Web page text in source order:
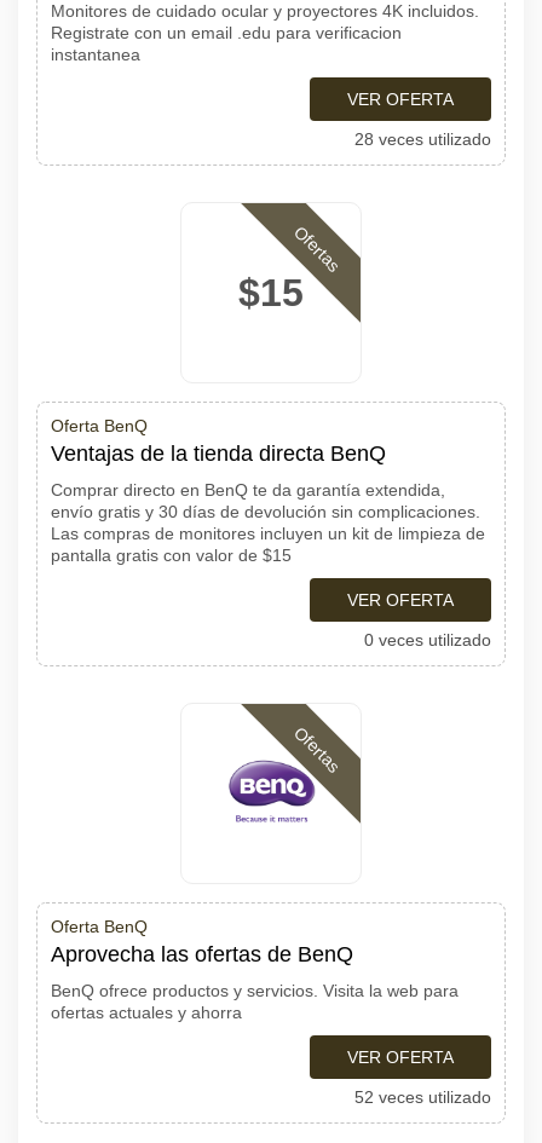
Monitores de cuidado ocular y proyectores 4K incluidos.
Registrate con un email .edu para verificacion
instantanea
VER OFERTA
28 veces utilizado
$15
Ofertas
Oferta BenQ
Ventajas de la tienda directa BenQ
Comprar directo en BenQ te da garantía extendida,
envío gratis y 30 días de devolución sin complicaciones.
Las compras de monitores incluyen un kit de limpieza de
pantalla gratis con valor de $15
VER OFERTA
0 veces utilizado
Ofertas
Oferta BenQ
Aprovecha las ofertas de BenQ
BenQ ofrece productos y servicios. Visita la web para
ofertas actuales y ahorra
VER OFERTA
52 veces utilizado